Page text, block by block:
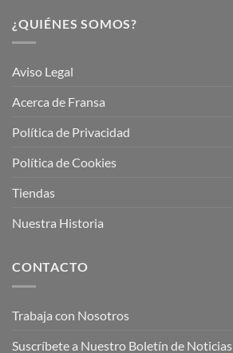
¿QUIÉNES SOMOS?
Aviso Legal
Acerca de Fransa
Política de Privacidad
Política de Cookies
Tiendas
Nuestra Historia
CONTACTO
Trabaja con Nosotros
Suscríbete a Nuestro Boletín de Noticias